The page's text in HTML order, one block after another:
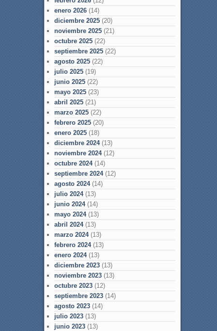
enero 2026(14)
diciembre 2025(20)
noviembre 2025(21)
octubre 2025(22)
septiembre 2025(22)
agosto 2025(22)
julio 2025(19)
junio 2025(22)
mayo 2025(23)
abril 2025(21)
marzo 2025(22)
febrero 2025(20)
enero 2025(18)
diciembre 2024(13)
noviembre 2024(12)
octubre 2024(14)
septiembre 2024(12)
agosto 2024(14)
julio 2024(13)
junio 2024(14)
mayo 2024(13)
abril 2024(13)
marzo 2024(13)
febrero 2024(13)
enero 2024(13)
diciembre 2023(13)
noviembre 2023(13)
octubre 2023(12)
septiembre 2023(14)
agosto 2023(14)
julio 2023(13)
junio 2023(13)